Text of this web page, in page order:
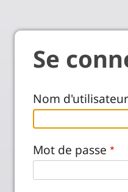
Se
Nom d'utilisateur
Mot de passe